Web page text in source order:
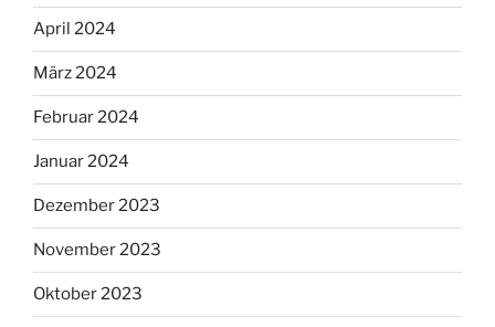
April 2024
März 2024
Februar 2024
Januar 2024
Dezember 2023
November 2023
Oktober 2023